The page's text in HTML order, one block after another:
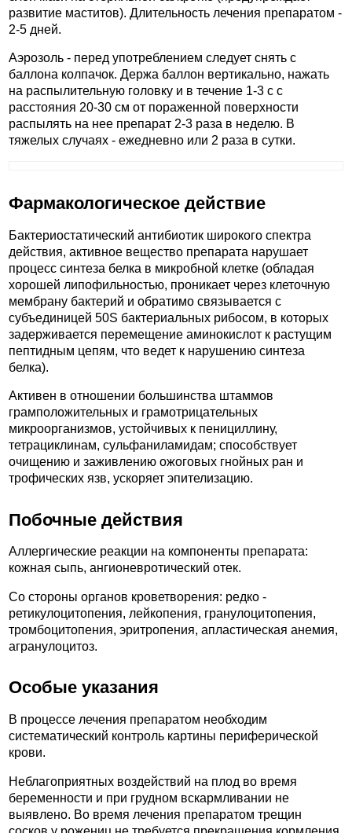
развитие маститов). Длительность лечения препаратом -
2-5 дней.
Аэрозоль - перед употреблением следует снять с
баллона колпачок. Держа баллон вертикально, нажать
на распылительную головку и в течение 1-3 с с
расстояния 20-30 см от пораженной поверхности
распылять на нее препарат 2-3 раза в неделю. В
тяжелых случаях - ежедневно или 2 раза в сутки.
Фармакологическое действие
Бактериостатический антибиотик широкого спектра
действия, активное вещество препарата нарушает
процесс синтеза белка в микробной клетке (обладая
хорошей липофильностью, проникает через клеточную
мембрану бактерий и обратимо связывается с
субъединицей 50S бактериальных рибосом, в которых
задерживается перемещение аминокислот к растущим
пептидным цепям, что ведет к нарушению синтеза
белка).
Активен в отношении большинства штаммов
грамположительных и грамотрицательных
микроорганизмов, устойчивых к пенициллину,
тетрациклинам, сульфаниламидам; способствует
очищению и заживлению ожоговых гнойных ран и
трофических язв, ускоряет эпителизацию.
Побочные действия
Аллергические реакции на компоненты препарата:
кожная сыпь, ангионевротический отек.
Со стороны органов кроветворения: редко -
ретикулоцитопения, лейкопения, гранулоцитопения,
тромбоцитопения, эритропения, апластическая анемия,
агранулоцитоз.
Особые указания
В процессе лечения препаратом необходим
систематический контроль картины периферической
крови.
Неблагоприятных воздействий на плод во время
беременности и при грудном вскармливании не
выявлено. Во время лечения препаратом трещин